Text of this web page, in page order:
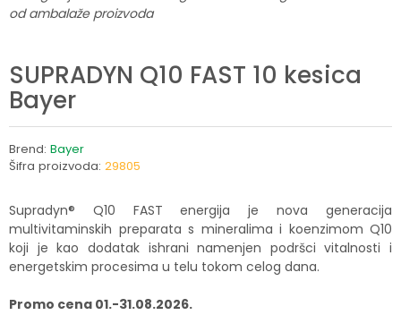
od ambalaže proizvoda
SUPRADYN Q10 FAST 10 kesica
Bayer
Brend: Bayer
Šifra proizvoda: 29805
Supradyn® Q10 FAST energija je nova generacija
multivitaminskih preparata s mineralima i koenzimom Q10
koji je kao dodatak ishrani namenjen podršci vitalnosti i
energetskim procesima u telu tokom celog dana.
Promo cena 01.-31.08.2026.